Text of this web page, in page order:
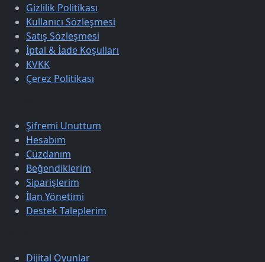
Gizlilik Politikası
Kullanıcı Sözleşmesi
Satış Sözleşmesi
İptal & İade Koşulları
KVKK
Çerez Politikası
Şifremi Unuttum
Hesabım
Cüzdanım
Beğendiklerim
Siparişlerim
İlan Yönetimi
Destek Taleplerim
Dijital Oyunlar